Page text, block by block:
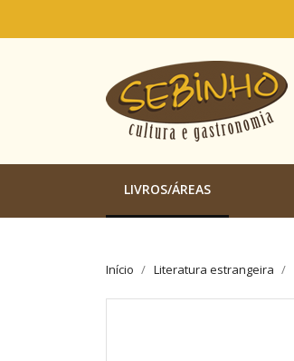
LIVROS/ÁREAS
Início Literatura estrangeira